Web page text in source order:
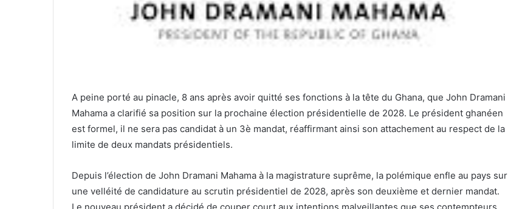
A peine porté au pinacle, 8 ans après avoir quitté ses fonctions à la tête du Ghana, que John Dramani
Mahama a clarifié sa position sur la prochaine élection présidentielle de 2028. Le président ghanéen
est formel, il ne sera pas candidat à un 3è mandat, réaffirmant ainsi son attachement au respect de la
limite de deux mandats présidentiels.
Depuis l’élection de John Dramani Mahama à la magistrature suprême, la polémique enfle au pays sur
une velléité de candidature au scrutin présidentiel de 2028, après son deuxième et dernier mandat.